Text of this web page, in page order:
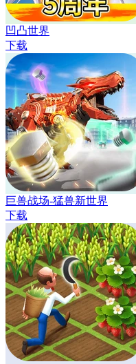
凹凸世界
下载
巨兽战场-猛兽新世界
下载